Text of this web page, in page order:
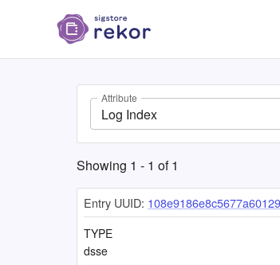
Attribute
Log Index
Showing 1 - 1 of1
Entry UUID:
TYPE
dsse